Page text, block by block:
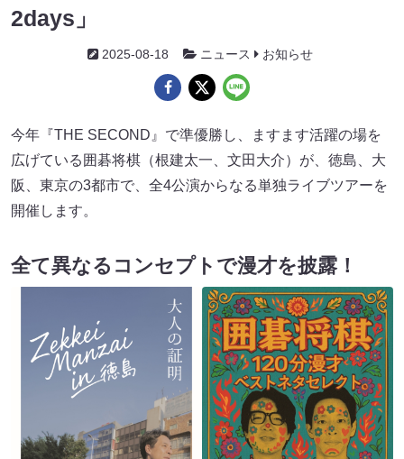
2days」
2025-08-18 ニュース お知らせ
今年『THE SECOND』で準優勝し、ますます活躍の場を
広げている囲碁将棋（根建太一、文田大介）が、徳島、大
阪、東京の3都市で、全4公演からなる単独ライブツアーを
開催します。
全て異なるコンセプトで漫才を披露！